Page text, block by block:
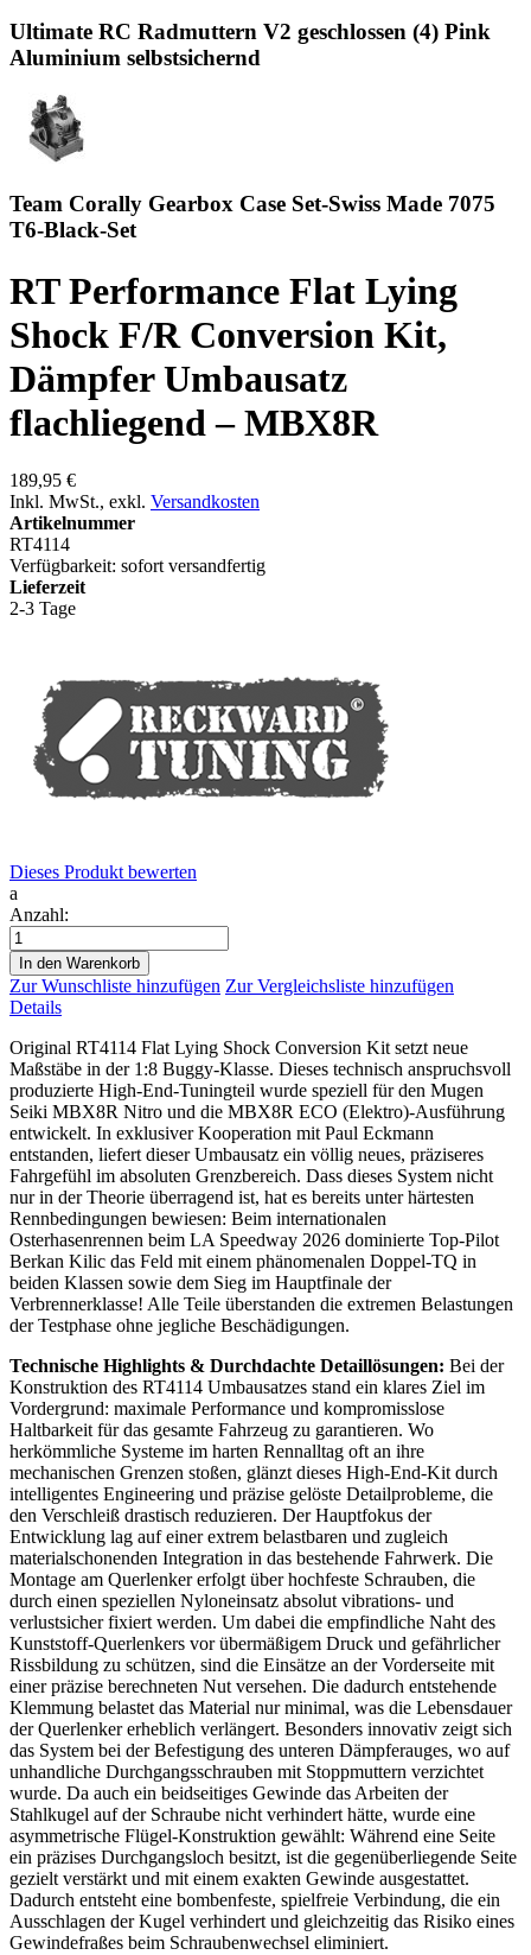
Ultimate RC Radmuttern V2 geschlossen (4) Pink
Aluminium selbstsichernd
Team Corally Gearbox Case Set-Swiss Made 7075
T6-Black-Set
RT Performance Flat Lying
Shock F/R Conversion Kit,
Dämpfer Umbausatz
flachliegend – MBX8R
189,95 €
Inkl. MwSt., exkl. Versandkosten
Artikelnummer
RT4114
Verfügbarkeit: sofort versandfertig
Lieferzeit
2-3 Tage
Dieses Produkt bewerten
a
Anzahl:
In den Warenkorb
Zur Wunschliste hinzufügen Zur Vergleichsliste hinzufügen
Details
Original RT4114 Flat Lying Shock Conversion Kit setzt neue
Maßstäbe in der 1:8 Buggy-Klasse. Dieses technisch anspruchsvoll
produzierte High-End-Tuningteil wurde speziell für den Mugen
Seiki MBX8R Nitro und die MBX8R ECO (Elektro)-Ausführung
entwickelt. In exklusiver Kooperation mit Paul Eckmann
entstanden, liefert dieser Umbausatz ein völlig neues, präziseres
Fahrgefühl im absoluten Grenzbereich. Dass dieses System nicht
nur in der Theorie überragend ist, hat es bereits unter härtesten
Rennbedingungen bewiesen: Beim internationalen
Osterhasenrennen beim LA Speedway 2026 dominierte Top-Pilot
Berkan Kilic das Feld mit einem phänomenalen Doppel-TQ in
beiden Klassen sowie dem Sieg im Hauptfinale der
Verbrennerklasse! Alle Teile überstanden die extremen Belastungen
der Testphase ohne jegliche Beschädigungen.
Technische Highlights & Durchdachte Detaillösungen: Bei der
Konstruktion des RT4114 Umbausatzes stand ein klares Ziel im
Vordergrund: maximale Performance und kompromisslose
Haltbarkeit für das gesamte Fahrzeug zu garantieren. Wo
herkömmliche Systeme im harten Rennalltag oft an ihre
mechanischen Grenzen stoßen, glänzt dieses High-End-Kit durch
intelligentes Engineering und präzise gelöste Detailprobleme, die
den Verschleiß drastisch reduzieren. Der Hauptfokus der
Entwicklung lag auf einer extrem belastbaren und zugleich
materialschonenden Integration in das bestehende Fahrwerk. Die
Montage am Querlenker erfolgt über hochfeste Schrauben, die
durch einen speziellen Nyloneinsatz absolut vibrations- und
verlustsicher fixiert werden. Um dabei die empfindliche Naht des
Kunststoff-Querlenkers vor übermäßigem Druck und gefährlicher
Rissbildung zu schützen, sind die Einsätze an der Vorderseite mit
einer präzise berechneten Nut versehen. Die dadurch entstehende
Klemmung belastet das Material nur minimal, was die Lebensdauer
der Querlenker erheblich verlängert. Besonders innovativ zeigt sich
das System bei der Befestigung des unteren Dämpferauges, wo auf
unhandliche Durchgangsschrauben mit Stoppmuttern verzichtet
wurde. Da auch ein beidseitiges Gewinde das Arbeiten der
Stahlkugel auf der Schraube nicht verhindert hätte, wurde eine
asymmetrische Flügel-Konstruktion gewählt: Während eine Seite
ein präzises Durchgangsloch besitzt, ist die gegenüberliegende Seite
gezielt verstärkt und mit einem exakten Gewinde ausgestattet.
Dadurch entsteht eine bombenfeste, spielfreie Verbindung, die ein
Ausschlagen der Kugel verhindert und gleichzeitig das Risiko eines
Gewindefraßes beim Schraubenwechsel eliminiert.